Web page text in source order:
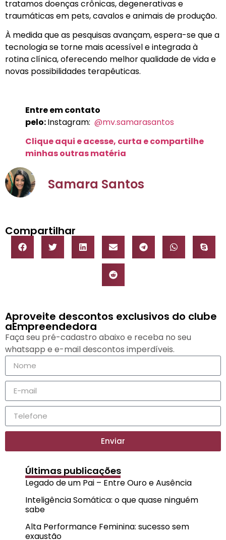
tratamos doenças crônicas, degenerativas e
traumáticas em pets, cavalos e animais de produção.
À medida que as pesquisas avançam, espera-se que a
tecnologia se torne mais acessível e integrada à
rotina clínica, oferecendo melhor qualidade de vida e
novas possibilidades terapêuticas.
Entre em contato
pelo:Instagram: @mv.samarasantos
Clique aqui e acesse, curta e compartilhe
minhas outras matéria
Samara Santos
Compartilhar
Aproveite descontos exclusivos do clube
aEmpreendedora
Faça seu pré-cadastro abaixo e receba no seu
whatsapp e e-mail descontos imperdíveis.
Enviar
Últimas publicações
Legado de um Pai – Entre Ouro e Ausência
Inteligência Somática: o que quase ninguém
sabe
Alta Performance Feminina: sucesso sem
exaustão